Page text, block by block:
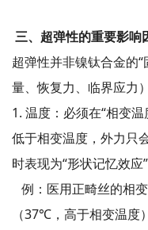
三、超弹性的重要影响
超弹性并非镍钛合金的
量、恢复力、临界应力
1. 温度：必须在“相变
低于相变温度，外力只
时表现为“形状记忆效
例：医用正畸丝的相
（37℃，高于相变温度